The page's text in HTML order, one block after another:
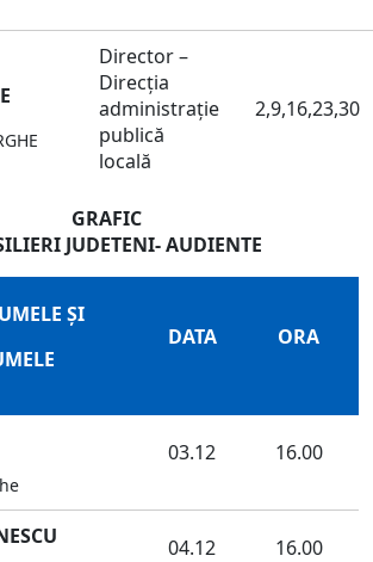
Director –
Direcţia
administraţie
publică
locală
2,9,16,23,30
GRAFIC
JUDETENI- AUDIENTE
ŞI
DATA ORA
03.12 16.00
04.12 16.00